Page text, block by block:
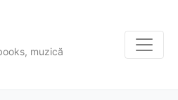
muzică